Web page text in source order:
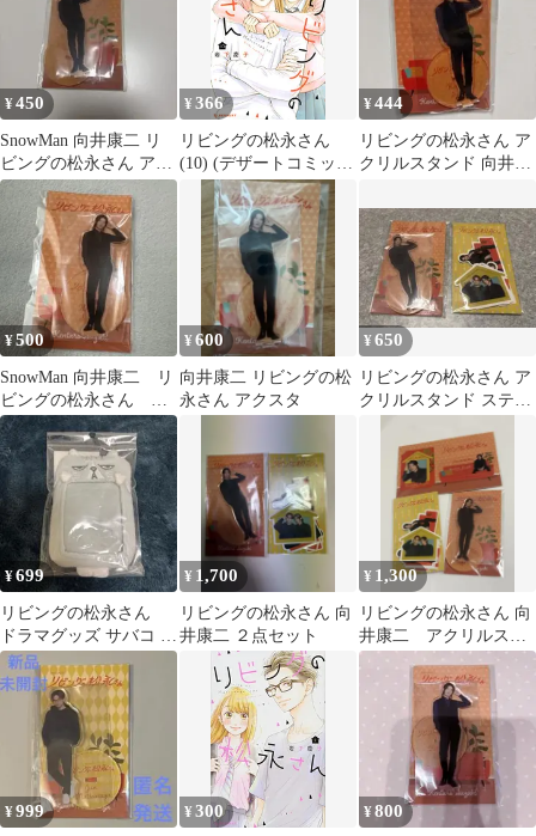
¥450
SnowMan 向井康二 リ
ビングの松永さん アク
リルスタンド
¥366
リビングの松永さん
(10) (デザートコミック
ス)／岩下 慶子
¥444
リビングの松永さん ア
クリルスタンド 向井康
¥500
SnowMan 向井康二 リ
ビングの松永さん ア
クスタ
¥600
向井康二 リビングの松
永さん アクスタ
¥650
リビングの松永さん ア
クリルスタンド ステッ
島健人
¥699
リビングの松永さん
ドラマグッズ サバコ カ
ードケース
¥ 1,700
リビングの松永さん 向
井康二 ２点セット
¥ 1,300
リビングの松永さん 向
井康二 アクリルスタ
ンド ステッカーセット
¥999 ¥300 ¥800